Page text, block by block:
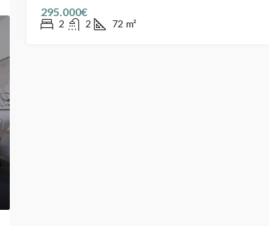
295.000€
2 2 72 m²